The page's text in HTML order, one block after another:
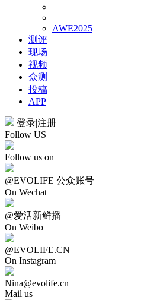
AWE2025
测评
现场
视频
众测
投稿
APP
登录|注册
Follow US
Follow us on
@EVOLIFE 公众账号
On Wechat
@爱活新鲜播
On Weibo
@EVOLIFE.CN
On Instagram
Nina@evolife.cn
Mail us